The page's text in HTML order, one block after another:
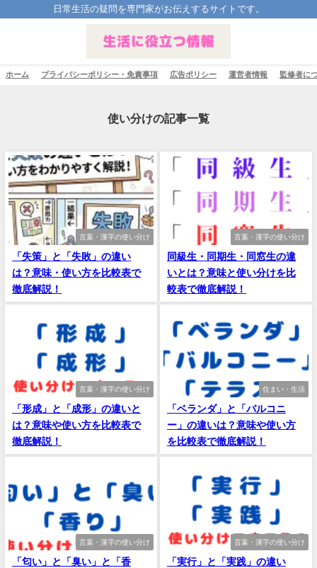
日常生活の疑問を専門家がお伝えするサイトです。
ホーム プライバシーポリシー・免責事項 広告ポリシー 運営者情報 監修者に
使い分けの記事一覧
言葉・漢字の使い分け
「失策」と「失敗」の違い
は？意味・使い方を比較表で
徹底解説！
言葉・漢字の使い分け
同級生・同期生・同窓生の違
いとは？意味と使い分けを比
較表で徹底解説！
言葉・漢字の使い分け
「形成」と「成形」の違いと
は？意味や使い方を比較表で
徹底解説！
住まい・生活
「ベランダ」と「バルコニ
ー」の違いは？意味や使い方
を比較表で徹底解説！
言葉・漢字の使い分け
「匂い」と「臭い」と「香
言葉・漢字の使い分け
「実行」と「実践」の違い